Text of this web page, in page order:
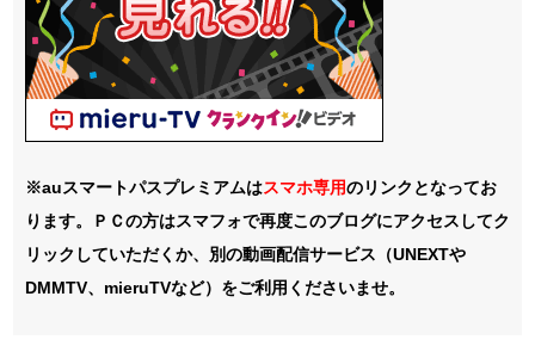
※auスマートパスプレミアムはスマホ専用のリンクとなってお
ります。ＰＣの方はスマフォで再度このブログにアクセスしてク
リックしていただくか、別の動画配信サービス（UNEXTや
DMMTV、mieruTVなど）をご利用くださいませ。